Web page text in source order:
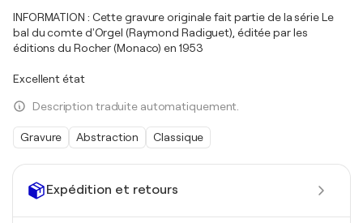
Expédition et retours
INFORMATION : Cette gravure originale fait partie de la série Le
bal du comte d'Orgel (Raymond Radiguet), éditée par les
éditions du Rocher (Monaco) en 1953
Excellent état
Description traduite automatiquement.
Gravure Abstraction Classique